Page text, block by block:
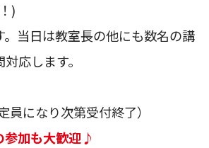
)
当日は教室長の他にも数名の講
応します。
員になり次第受付終了）
参加も大歓迎♪